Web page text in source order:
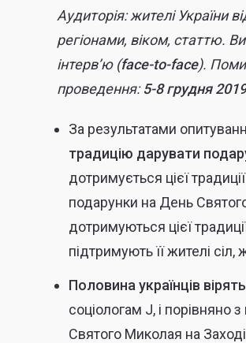
Аудиторія: жителі України
регіонами, віком, статтю.
інтерв’ю (face-to-face).
проведення:5-8грудня
За результатами
традицію дарувати
дотримується цієї
подарунки на День
дотримуються цієї
підтримують її жителі сіл,
Половина українців
соціологам J, і порівняно
Святого Миколая на